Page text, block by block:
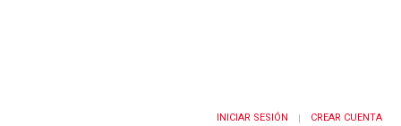
INICIAR SESIÓN CREAR CUENTA